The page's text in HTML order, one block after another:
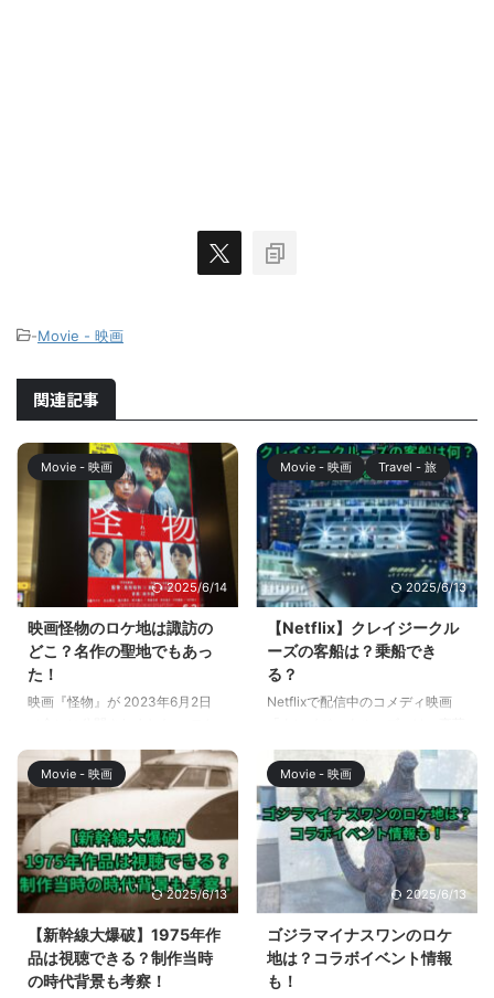
-Movie - 映画
関連記事
Movie - 映画
2025/6/14
映画怪物のロケ地は諏訪の
どこ？名作の聖地でもあっ
た！
映画『怪物』が 2023年6月2日
されていますが。この記事では、
諏訪エリアのどこで撮影が行われ
たのか、また、諏訪エリアで過去
に撮影された映画について調べて
みました。 映画怪物のロケ地は
諏訪のどこ？ 映画怪物のロケ地
である諏訪地域は、長野県南信地
心とした地域です。 映画怪物で
は、作品の重要な舞台となる廃線
跡地を探す中で諏訪地域が選ばれ
Movie - 映画 Travel - 旅
2025/6/13
【Netflix】クレイジークル
ーズの客船は？乗船でき
る？
Netflixで配信中のコメディ映画
物語です。この映画で登場する客
船は、実在するものなのでしょう
か？また、実際に乗ることはでき
るのでしょうか？これらの疑問に
答えるために、この記事では、ク
レイジークルーズの舞台となった
客船や、その客船に乗る方法につ
事を読めば、クレイジークルーズ
の客船の魅力や、実際に乗るため
の方法を知ることができます。
Movie - 映画
2025/6/13
【新幹線大爆破】1975年作
品は視聴できる？制作当時
の時代背景も考察！
Movie - 映画
2025/6/13
ゴジラマイナスワンのロケ
地は？コラボイベント情報
も！